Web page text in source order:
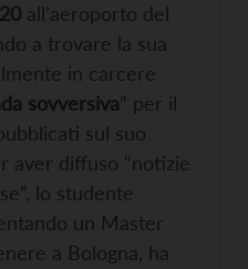
all’aeroporto del
a trovare la sua
in carcere
sovversiva” per il
sul suo
aver diffuso “notizie
lo studente
un Master
a Bologna, ha